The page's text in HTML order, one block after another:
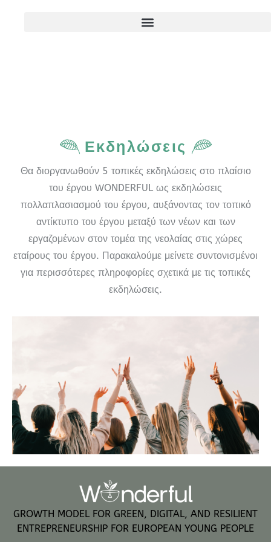
Εκδηλώσεις
Θα διοργανωθούν 5 τοπικές εκδηλώσεις στο πλαίσιο
του έργου WONDERFUL ως εκδηλώσεις
πολλαπλασιασμού του έργου, αυξάνοντας τον τοπικό
αντίκτυπο του έργου μεταξύ των νέων και των
εργαζομένων στον τομέα της νεολαίας στις χώρες
εταίρους του έργου. Παρακαλούμε μείνετε συντονισμένοι
για περισσότερες πληροφορίες σχετικά με τις τοπικές
εκδηλώσεις.
GROWTH MODEL FOR GREEN, DIGITAL, AND RESILIENT
ENTREPRENEURSHIP FOR EUROPEAN YOUNG PEOPLE